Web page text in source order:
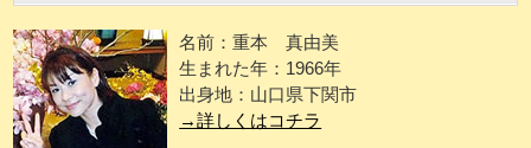
名前：重本 真由美
生まれた年：1966年
出身地：山口県下関市
→詳しくはコチラ